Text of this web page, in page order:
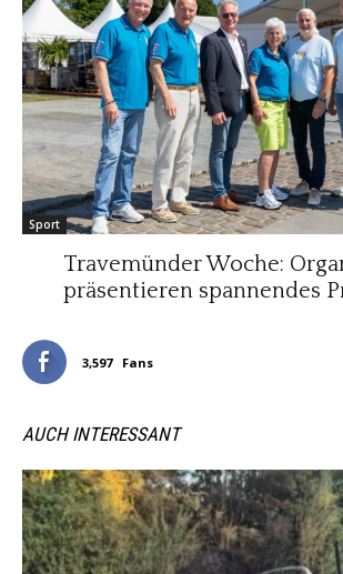
Sport
Travemünder Woche:
präsentieren spannendes
3,597 Fans
AUCH INTERESSANT